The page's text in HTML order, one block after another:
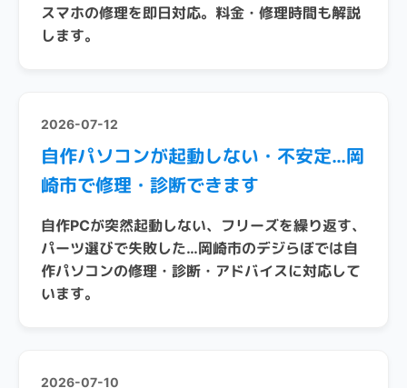
スマホの修理を即日対応。料金・修理時間も解説
します。
2026-07-12
自作パソコンが起動しない・不安定…岡
崎市で修理・診断できます
自作PCが突然起動しない、フリーズを繰り返す、
パーツ選びで失敗した…岡崎市のデジらぼでは自
作パソコンの修理・診断・アドバイスに対応して
います。
2026-07-10